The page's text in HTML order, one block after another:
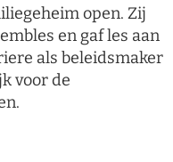
open. Zij
en gaf les aan
als beleidsmaker
voor de